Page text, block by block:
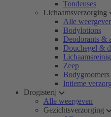
Tondeuses
Lichaamsverzorging
Alle
Bodylotions
Deodorants &
Douchegel &
Zeep
Bodygroomers
Intieme
Drogisterij
Alle weergeven
Gezichtsverzorging